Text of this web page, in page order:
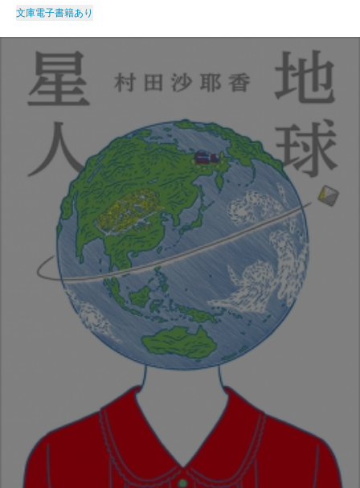
文庫電子書籍あり